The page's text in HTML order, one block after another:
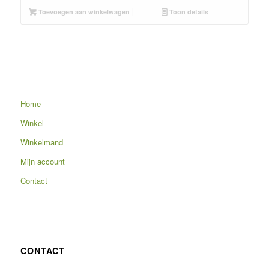
Toevoegen aan winkelwagen Toon details
Home
Winkel
Winkelmand
Mijn account
Contact
CONTACT